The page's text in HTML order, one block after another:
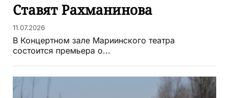
Ставят Рахманинова
11.07.2026
В Концертном зале Мариинского театра
состоится премьера о...